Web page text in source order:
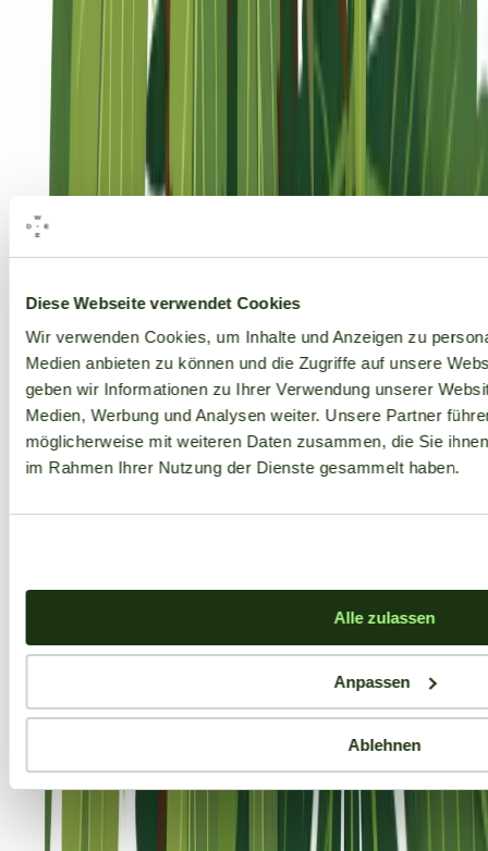
Diese Webseite verwendet Cookies
Wir verwenden Cookies, um Inhalte und Anzeigen zu
Medien anbieten zu können und die Zugriffe auf unsere
geben wir Informationen zu Ihrer Verwendung unserer
Medien, Werbung und Analysen weiter. Unsere Partner
möglicherweise mit weiteren Daten zusammen, die Sie
im Rahmen Ihrer Nutzung der Dienste gesammelt haben.
Alle zulassen
Anpassen
Ablehnen